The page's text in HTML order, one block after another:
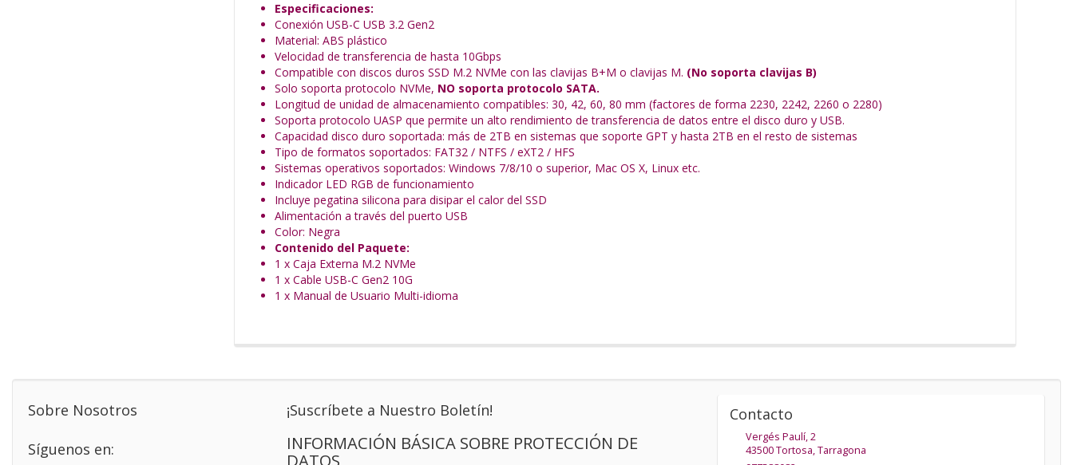
Especificaciones:
Conexión USB-C USB 3.2 Gen2
Material: ABS plástico
Velocidad de transferencia de hasta 10Gbps
Compatible con discos duros SSD M.2 NVMe con las clavijas B+M o clavijas M. (No soporta clavijas B)
Solo soporta protocolo NVMe, NO soporta protocolo SATA.
Longitud de unidad de almacenamiento compatibles: 30, 42, 60, 80 mm (factores de forma 2230, 2242, 2260 o 2280)
Soporta protocolo UASP que permite un alto rendimiento de transferencia de datos entre el disco duro y USB.
Capacidad disco duro soportada: más de 2TB en sistemas que soporte GPT y hasta 2TB en el resto de sistemas
Tipo de formatos soportados: FAT32 / NTFS / eXT2 / HFS
Sistemas operativos soportados: Windows 7/8/10 o superior, Mac OS X, Linux etc.
Indicador LED RGB de funcionamiento
Incluye pegatina silicona para disipar el calor del SSD
Alimentación a través del puerto USB
Color: Negra
Contenido del Paquete:
1 x Caja Externa M.2 NVMe
1 x Cable USB-C Gen2 10G
1 x Manual de Usuario Multi-idioma
Sobre Nosotros
Síguenos en:
¡Suscríbete a Nuestro Boletín!
INFORMACIÓN BÁSICA SOBRE PROTECCIÓN DE
DATOS
Contacto
Vergés Paulí, 2
43500Tortosa,Tarragona